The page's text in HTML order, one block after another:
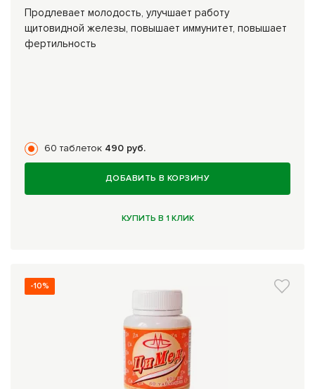
Продлевает молодость, улучшает работу
щитовидной железы, повышает иммунитет, повышает
фертильность
60 таблеток 490 руб.
ДОБАВИТЬ В КОРЗИНУ
КУПИТЬ В 1 КЛИК
-10%